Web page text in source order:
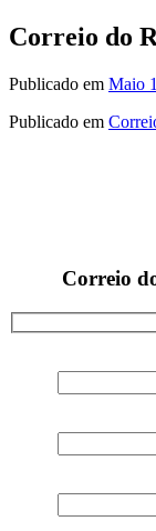
Correio do
Publicado em Maio
Publicado em
Correio